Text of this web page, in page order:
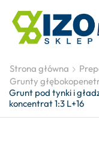
Strona główna
Grunty
Grunt pod tynki i
koncentrat 1:3 L+16